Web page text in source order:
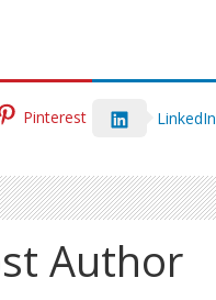
Pinterest LinkedIn
Author